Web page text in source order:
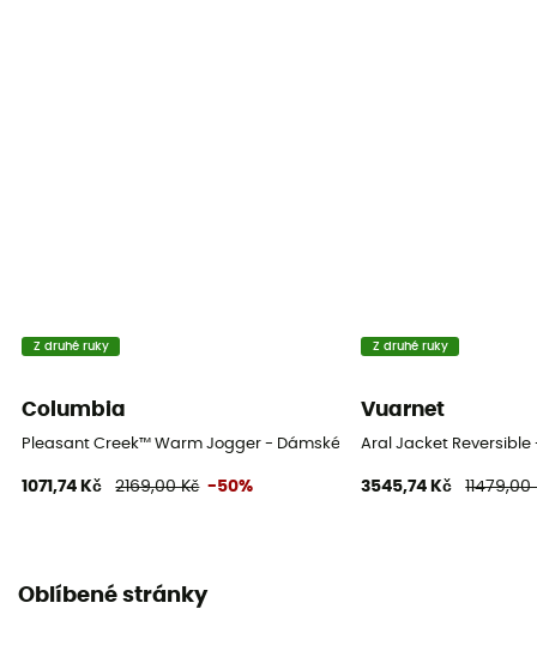
Z druhé ruky
Columbia
Pleasant Creek™ Warm Jogger - Dámské tepláky Jogger
1071,74 Kč 2169,00 Kč -50%
Z druhé ruky
Vuarnet
Aral Jacket
3545,74 Kč 11479,00
Oblíbené stránky